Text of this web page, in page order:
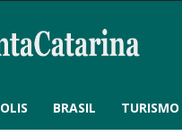
BRASIL